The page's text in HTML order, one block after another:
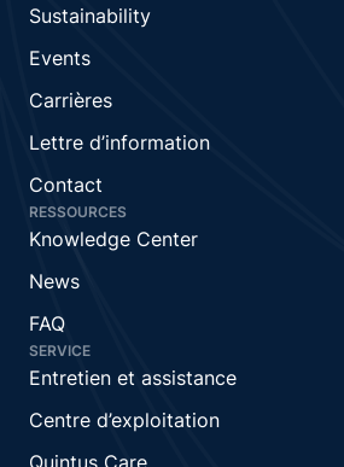
Sustainability
Events
Carrières
Lettre d’information
Contact
RESSOURCES
Knowledge Center
News
FAQ
SERVICE
Entretien et assistance
Centre d’exploitation